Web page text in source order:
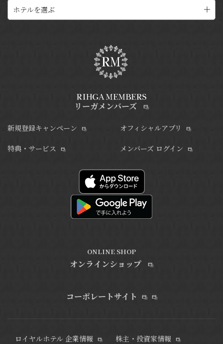
ホテルを選ぶ
リーガメンバーズ
新規登録キャンペーン
特典・サービス
オフィシャルアプリ
メンバーズ ログイン
ONLINE SHOP
オンラインショップ
コーポレートサイト
ロイヤルホテル 企業情報
株主・投資家情報